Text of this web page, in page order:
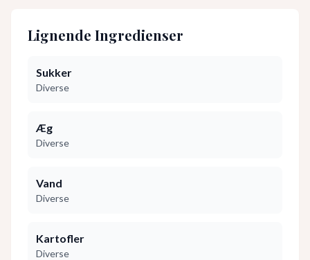
Lignende Ingredienser
Sukker
Diverse
Æg
Diverse
Vand
Diverse
Kartofler
Diverse